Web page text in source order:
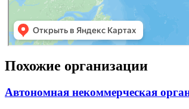
Похожие организации
Автономная некоммерческая